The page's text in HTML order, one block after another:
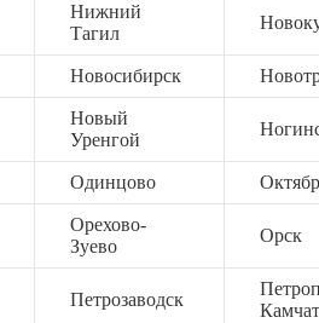
Нижний
Тагил
Новосибирск
Новый
Уренгой
Одинцово
Орехово-
Зуево
Орск
Петрозаводск